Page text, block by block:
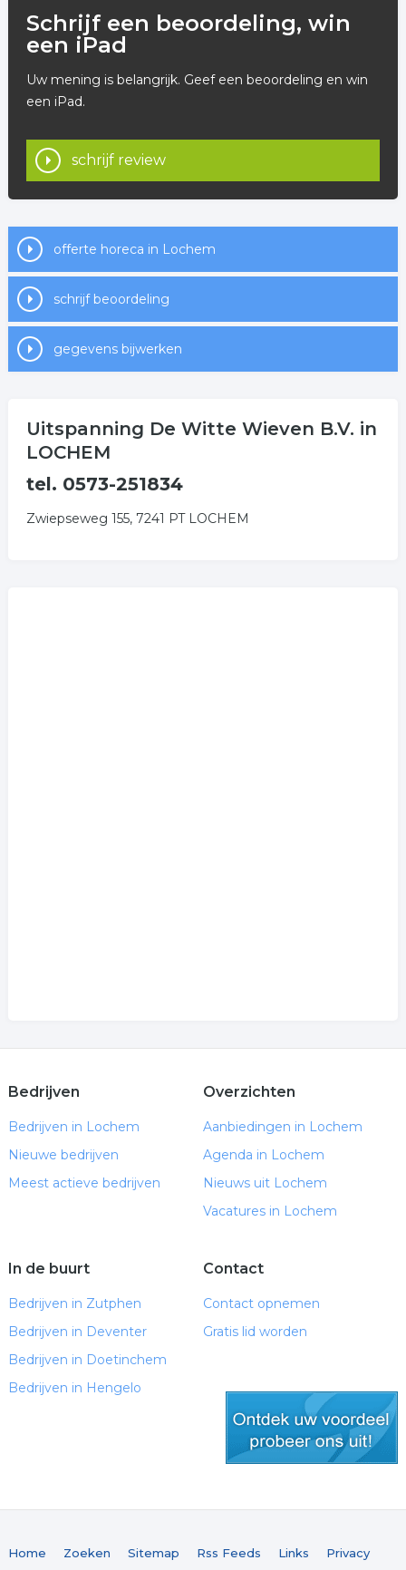
Schrijf een beoordeling, win
een iPad
Uw mening is belangrijk. Geef een beoordeling en win
een iPad.
schrijf review
offerte horeca in Lochem
schrijf beoordeling
gegevens bijwerken
Uitspanning De Witte Wieven B.V. in
LOCHEM
tel. 0573-251834
Zwiepseweg 155, 7241 PT LOCHEM
Bedrijven
Bedrijven in Lochem
Nieuwe bedrijven
Meest actieve bedrijven
Overzichten
Aanbiedingen in Lochem
Agenda in Lochem
Nieuws uit Lochem
Vacatures in Lochem
In de buurt
Bedrijven in Zutphen
Bedrijven in Deventer
Bedrijven in Doetinchem
Bedrijven in Hengelo
Contact
Contact opnemen
Gratis lid worden
Home Zoeken Sitemap Rss Feeds Links Privacy